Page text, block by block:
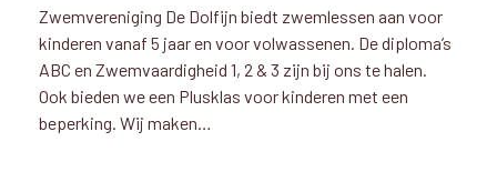
Zwemvereniging De Dolfijn biedt zwemlessen aan voor
kinderen vanaf 5 jaar en voor volwassenen. De diploma’s
ABC en Zwemvaardigheid 1, 2 & 3 zijn bij ons te halen.
Ook bieden we een Plusklas voor kinderen met een
beperking. Wij maken…